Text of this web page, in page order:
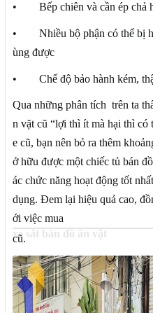
• Bếp chiên và cần ép chả
• Nhiều bộ phận có thể bị
ùng được
• Chế độ bảo hành kém,
Qua những phân tích trên ta
n vặt cũ “lợi thì ít mà hại thì
e cũ, bạn nên bỏ ra thêm
ở hữu được một chiếc tủ bán
ác chức năng hoạt động tốt
dụng. Đem lại hiệu quả cao,
ới việc mua
xe sắt bán đồ ăn vặt
cũ.